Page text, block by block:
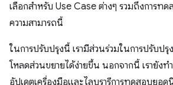
เลือกสำหรับ Use Case ต่างๆ รวมถึงการท
ความสามารถนี้
ในการปรับปรุงนี้ เรามีส่วนร่วมในการปรับปรุง
โหลดส่วนขยายได้ง่ายขึ้น นอกจากนี้ เรายัง
อัปเดตเครื่องมือและไลบรารีการทดสอบยอ